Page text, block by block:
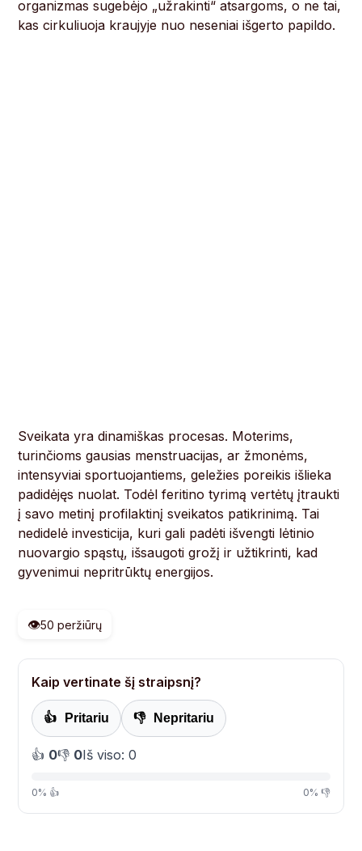
organizmas sugebėjo „užrakinti“ atsargoms, o ne tai,
kas cirkuliuoja kraujyje nuo neseniai išgerto papildo.
Sveikata yra dinamiškas procesas. Moterims,
turinčioms gausias menstruacijas, ar žmonėms,
intensyviai sportuojantiems, geležies poreikis išlieka
padidėjęs nuolat. Todėl feritino tyrimą vertėtų įtraukti
į savo metinį profilaktinį sveikatos patikrinimą. Tai
nedidelė investicija, kuri gali padėti išvengti lėtinio
nuovargio spąstų, išsaugoti grožį ir užtikrinti, kad
gyvenimui nepritrūktų energijos.
👁️50 peržiūrų
Kaip vertinate šį straipsnį?
👍 Pritariu 👎 Nepritariu
👍 0👎 0Iš viso: 0
0% 👍 0% 👎